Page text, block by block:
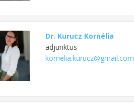
Dr. Kurucz Kornélia
adjunktus
kornelia.kurucz@gmail.com